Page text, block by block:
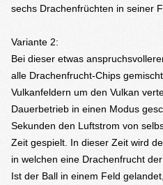
sechs Drachenfrüchten in seiner
Variante 2:
Bei dieser etwas
alle Drachenfrucht-Chips
Vulkanfeldern um den Vulkan
Dauerbetrieb in einen Modus
Sekunden den Luftstrom von
Zeit gespielt. In dieser Zeit wird
in welchen eine Drachenfrucht
Ist der Ball in einem Feld